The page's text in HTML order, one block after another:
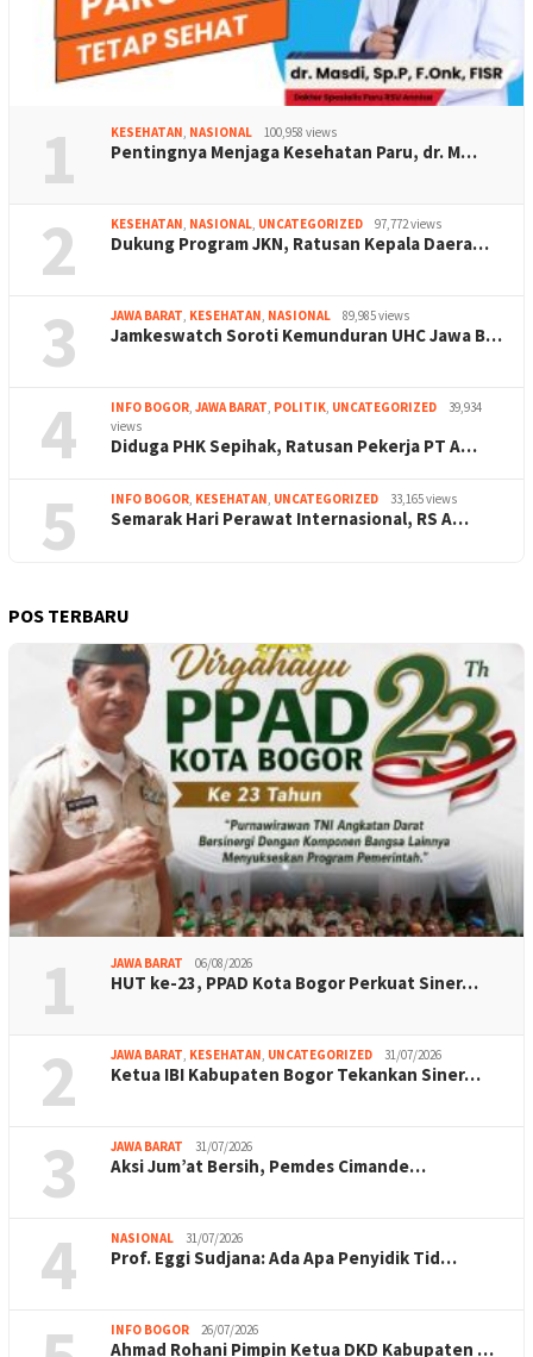
1 KESEHATAN, NASIONAL 100,958 views
Pentingnya Menjaga Kesehatan Paru, dr. M…
2 KESEHATAN, NASIONAL, UNCATEGORIZED 97,772 views
Dukung Program JKN, Ratusan Kepala Daera…
3 JAWA BARAT, KESEHATAN, NASIONAL 89,985 views
Jamkeswatch Soroti Kemunduran UHC Jawa B…
4 INFO BOGOR, JAWA BARAT, POLITIK, UNCATEGORIZED
39,934
views
Diduga PHK Sepihak, Ratusan Pekerja PT A…
5 INFO BOGOR, KESEHATAN, UNCATEGORIZED 33,165 views
Semarak Hari Perawat Internasional, RS A…
POS TERBARU
1 JAWA BARAT 06/08/2026
HUT ke-23, PPAD Kota Bogor Perkuat Siner…
2 JAWA BARAT, KESEHATAN, UNCATEGORIZED 31/07/2026
Ketua IBI Kabupaten Bogor Tekankan Siner…
3 JAWA BARAT 31/07/2026
Aksi Jum’at Bersih, Pemdes Cimande…
4 NASIONAL 31/07/2026
Prof. Eggi Sudjana: Ada Apa Penyidik Tid…
INFO BOGOR 26/07/2026
Ahmad Rohani Pimpin Ketua DKD Kabupaten …